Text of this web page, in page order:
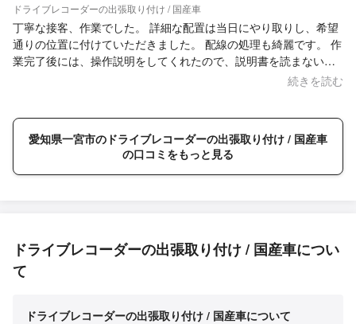
ドライブレコーダーの出張取り付け / 国産車
丁寧な接客、作業でした。 詳細な配置は当日にやり取りし、希望
通りの位置に付けていただきました。 配線の処理も綺麗です。 作
業完了後には、操作説明をしてくれたので、説明書を読まない方
続きを読む
愛知県一宮市のドライブレコーダーの出張取り付け / 国産車
の口コミをもっと見る
ドライブレコーダーの出張取り付け / 国産車につい
て
ドライブレコーダーの出張取り付け / 国産車について